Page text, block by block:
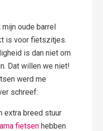
oude barrel
is voor fietszitjes.
is dan niet om
Dat willen we niet!
werd me
schreef:
extra breed stuur
fietsen hebben